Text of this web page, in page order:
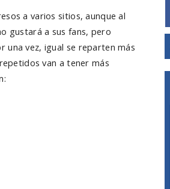
a varios sitios, aunque al
gustará a sus fans, pero
una vez, igual se reparten más
van a tener más